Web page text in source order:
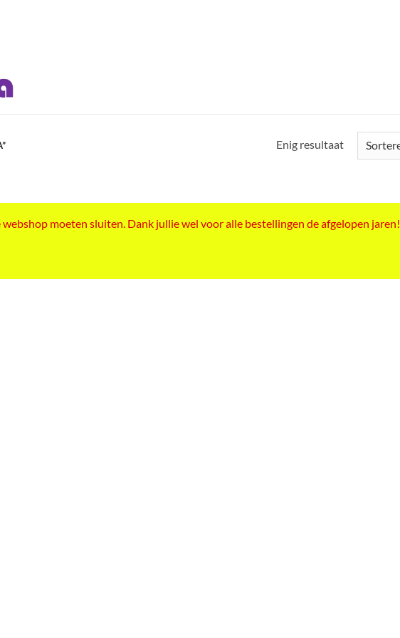
Enig resultaat
moeten sluiten. Dank jullie wel voor alle bestellingen de afgelopen jaren!